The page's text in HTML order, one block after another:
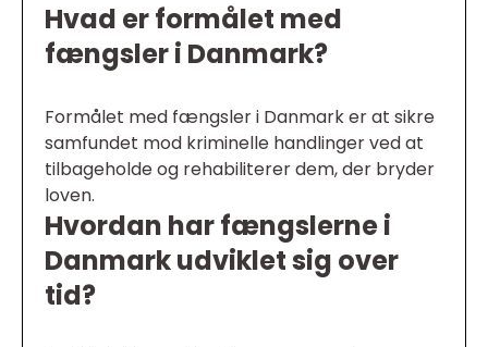
Hvad er formålet med
fængsler i Danmark?
Formålet med fængsler i Danmark er at sikre
samfundet mod kriminelle handlinger ved at
tilbageholde og rehabiliterer dem, der bryder
loven.
Hvordan har fængslerne i
Danmark udviklet sig over
tid?